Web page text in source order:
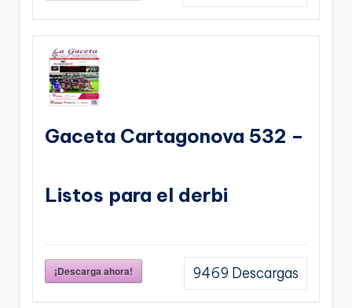
Gaceta Cartagonova 532 –
Listos para el derbi
¡Descarga ahora! 9469 Descargas